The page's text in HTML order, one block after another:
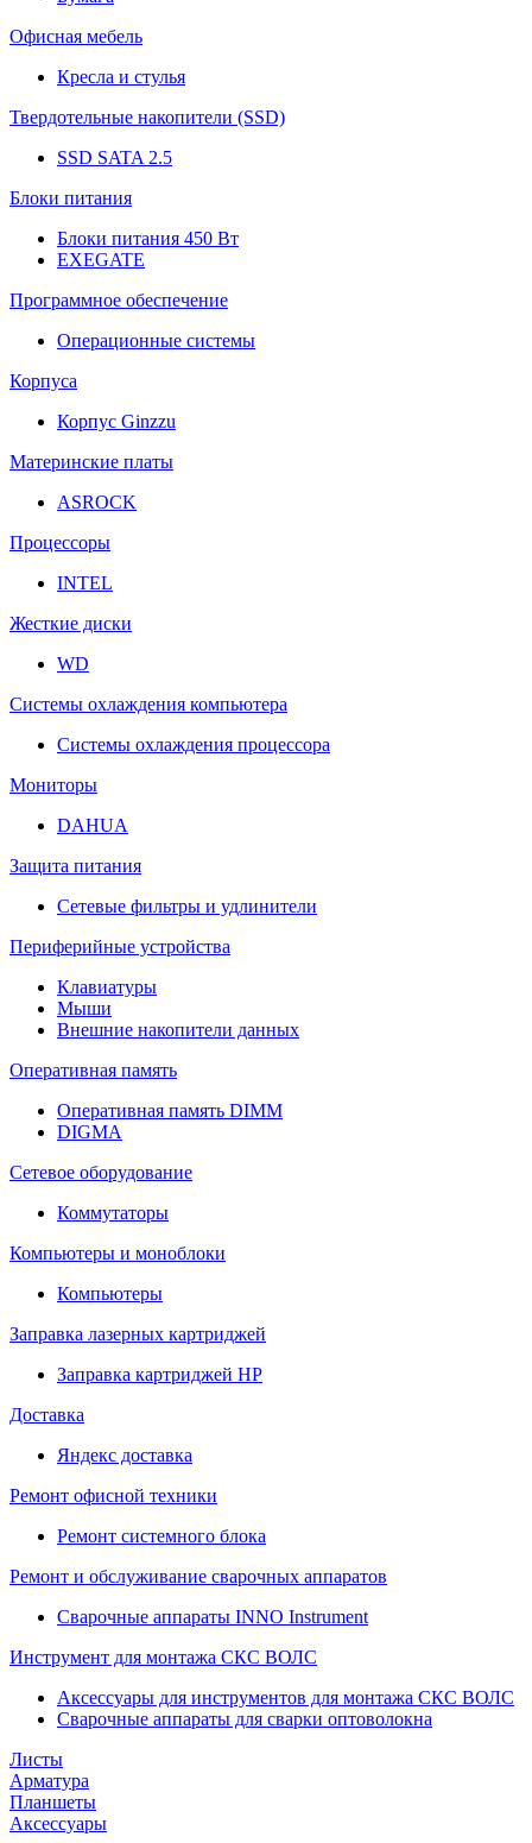
Офисная мебель
Кресла и стулья
Твердотельные накопители (SSD)
SSD SATA 2.5
Блоки питания
Блоки питания 450 Вт
EXEGATE
Программное обеспечение
Операционные системы
Корпуса
Корпус Ginzzu
Материнские платы
ASROCK
Процессоры
INTEL
Жесткие диски
WD
Системы охлаждения компьютера
Системы охлаждения процессора
Мониторы
DAHUA
Защита питания
Сетевые фильтры и удлинители
Периферийные устройства
Клавиатуры
Мыши
Внешние накопители данных
Оперативная память
Оперативная память DIMM
DIGMA
Сетевое оборудование
Коммутаторы
Компьютеры и моноблоки
Компьютеры
Заправка лазерных картриджей
Заправка картриджей HP
Доставка
Яндекс доставка
Ремонт офисной техники
Ремонт системного блока
Ремонт и обслуживание сварочных аппаратов
Сварочные аппараты INNO Instrument
Инструмент для монтажа СКС ВОЛС
Аксессуары для инструментов для монтажа СКС ВОЛС
Сварочные аппараты для сварки оптоволокна
Листы
Арматура
Планшеты
Аксессуары